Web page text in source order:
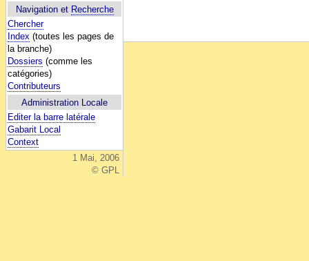
Navigation et Recherche
Chercher
Index (toutes les pages de
la branche)
Dossiers (comme les
catégories)
Contributeurs
Administration Locale
Editer la barre latérale
Gabarit Local
Context
1 Mai, 2006
© GPL